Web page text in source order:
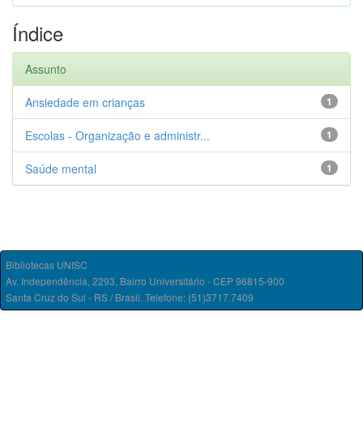
Índice
Assunto
1
Ansiedade em crianças
1
Escolas - Organização e administr...
1
Saúde mental
Bibliotecas UNISC
Av. Independência, 2293, Bairro Universitário - CEP 96815-900
Santa Cruz do Sul - RS / Brasil. Telefone: (51)3717.7409